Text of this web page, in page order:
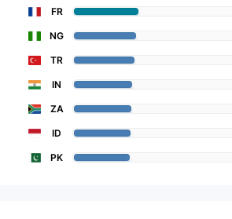
FR
NG
TR
IN
ZA
ID
PK